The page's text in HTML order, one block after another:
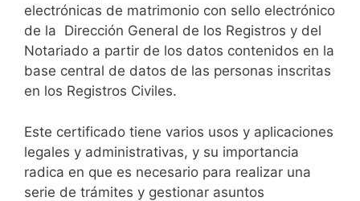
electrónicas de matrimonio con sello electrónico
de la Dirección General de los Registros y del
Notariado a partir de los datos contenidos en la
base central de datos de las personas inscritas
en los Registros Civiles.
Este certificado tiene varios usos y aplicaciones
legales y administrativas, y su importancia
radica en que es necesario para realizar una
serie de trámites y gestionar asuntos